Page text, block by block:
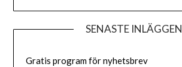
SENASTE INLÄGGEN
Gratis program för nyhetsbrev